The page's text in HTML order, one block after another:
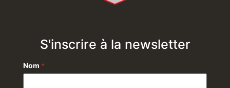
S'inscrire à la newsletter
Nom *